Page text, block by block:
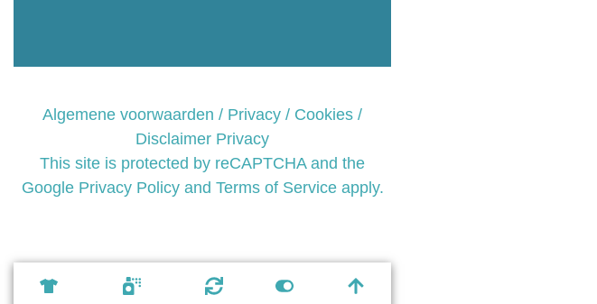
Algemene voorwaarden / Privacy / Cookies /
Disclaimer Privacy
This site is protected by reCAPTCHA and the
Google Privacy Policy and Terms of Service apply.